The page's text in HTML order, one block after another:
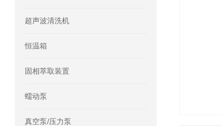
超声波清洗机
恒温箱
固相萃取装置
蠕动泵
真空泵/压力泵